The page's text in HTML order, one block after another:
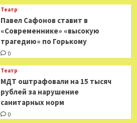
Театр
Павел Сафонов ставит в
«Современнике» «высокую
трагедию» по Горькому
0
Театр
МДТ оштрафовали на 15 тысяч
рублей за нарушение
санитарных норм
0